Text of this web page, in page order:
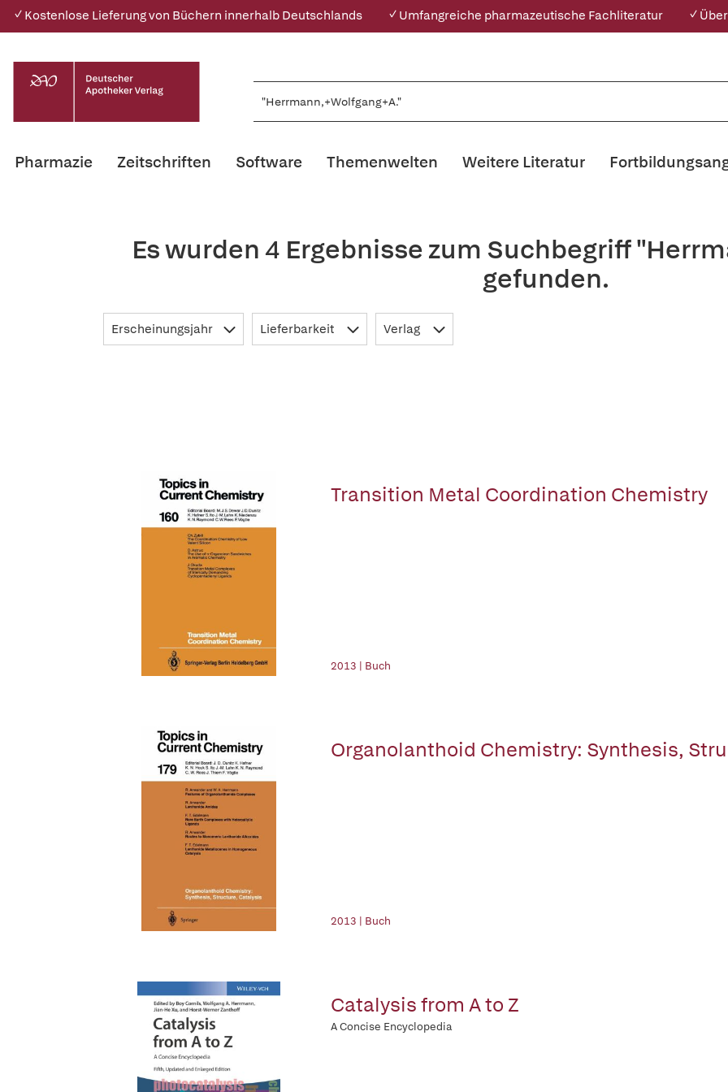
✓ Kostenlose Lieferung von Büchern innerhalb Deutschlands ✓ Umfangreiche pharmazeutische Fachliteratur ✓
Pharmazie Zeitschriften Software Themenwelten Weitere Literatur
Es wurden 4 Ergebnisse zum Suchbegriff
gefunden.
Erscheinungsjahr Lieferbarkeit Verlag
Transition Metal Coordination Chemistry
2013 | Buch
Organolanthoid Chemistry: Synthesis,
2013 | Buch
Catalysis from A to Z
A Concise Encyclopedia